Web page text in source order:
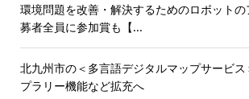
環境問題を改善・解決するためのロボット
募者全員に参加賞も【...
北九州市の＜多言語デジタルマップサービ
プラリー機能など拡充へ